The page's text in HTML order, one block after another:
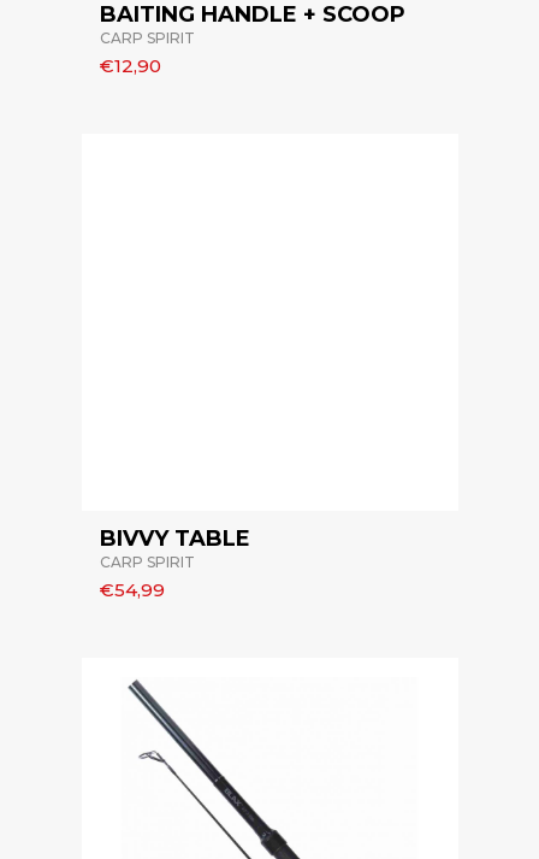
BAITING HANDLE + SCOOP
CARP SPIRIT
€12,90
BIVVY TABLE
CARP SPIRIT
€54,99